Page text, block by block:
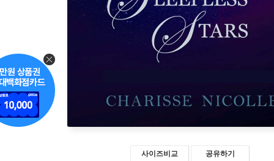
사이즈비교 공유하기